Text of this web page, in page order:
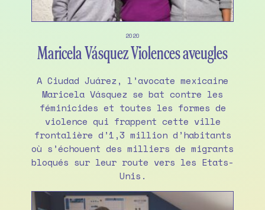
2020
Maricela Vásquez Violences aveugles
A Ciudad Juárez, l’avocate mexicaine
Maricela Vásquez se bat contre les
féminicides et toutes les formes de
violence qui frappent cette ville
frontalière d’1,3 million d’habitants
où s’échouent des milliers de migrants
bloqués sur leur route vers les Etats-
Unis.